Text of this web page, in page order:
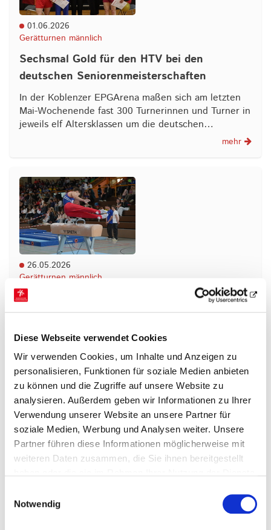
Diese Webseite verwendet Cookies
Wir verwenden Cookies, um Inhalte und Anzeigen zu
personalisieren, Funktionen für soziale Medien anbieten
zu können und die Zugriffe auf unsere Website zu
analysieren. Außerdem geben wir Informationen zu Ihrer
Verwendung unserer Website an unsere Partner für
soziale Medien, Werbung und Analysen weiter. Unsere
Partner führen diese Informationen möglicherweise mit
weiteren Daten zusammen, die Sie ihnen bereitgestellt
Notwendig
01.06.2026
Gerätturnen männlich
Sechsmal Gold für den HTV bei den
deutschen Seniorenmeisterschaften
In der Koblenzer EPGArena maßen sich am letzten
Mai-Wochenende fast 300 Turnerinnen und Turner in
jeweils elf Altersklassen um die deutschen…
mehr
26.05.2026
Gerätturnen männlich
Limburg als Bühne des Gerätturnens
Turnverbandes nur geplant, das im vierjährigen
in…
mehr
02.03.2026
Gerätturnen männlich